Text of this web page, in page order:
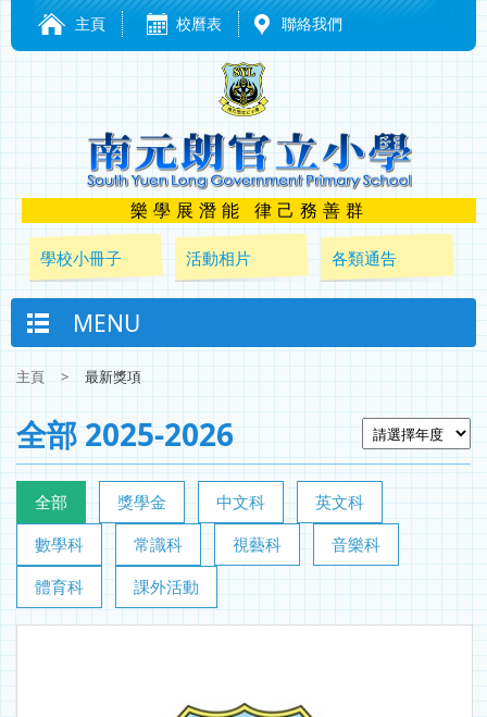
主頁 校曆表 聯絡我們
樂學展潛能 律己務善群
學校小冊子 活動相片 各類通告
MENU
主頁 > 最新獎項
全部 2025-2026
全部 獎學金 中文科
英文科
數學科
常識科 視藝科
音樂科
體育科
課外活動